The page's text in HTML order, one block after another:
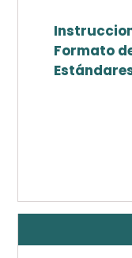
Formato